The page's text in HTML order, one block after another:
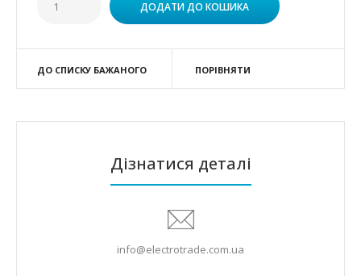
ДО СПИСКУ БАЖАНОГО ПОРІВНЯТИ
Дізнатися деталі
info@electrotrade.com.ua